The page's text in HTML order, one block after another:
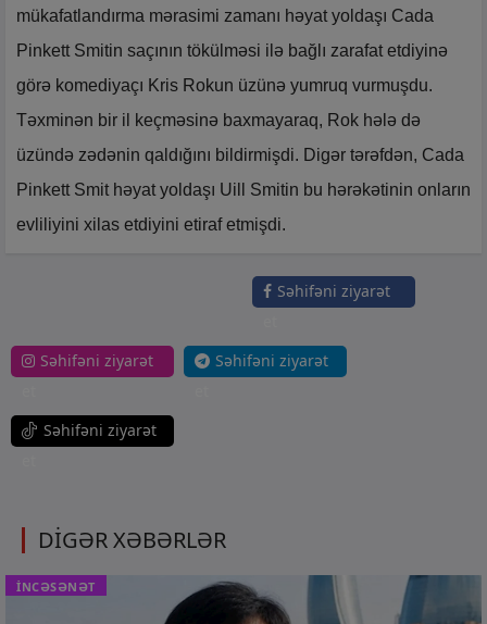
mükafatlandırma mərasimi zamanı həyat yoldaşı Cada
Pinkett Smitin saçının tökülməsi ilə bağlı zarafat etdiyinə
görə komediyaçı Kris Rokun üzünə yumruq vurmuşdu.
Təxminən bir il keçməsinə baxmayaraq, Rok hələ də
üzündə zədənin qaldığını bildirmişdi. Digər tərəfdən, Cada
Pinkett Smit həyat yoldaşı Uill Smitin bu hərəkətinin onların
evliliyini xilas etdiyini etiraf etmişdi.
Səhifəni ziyarət
Səhifəni ziyarət
Səhifəni ziyarət
Səhifəni ziyarət
DİGƏR XƏBƏRLƏR
İNCƏSƏNƏT